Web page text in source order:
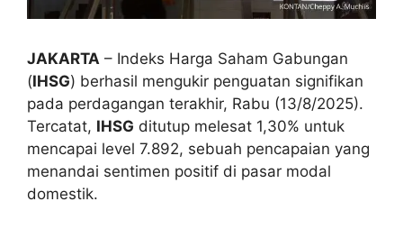
JAKARTA – Indeks Harga Saham Gabungan
(IHSG) berhasil mengukir penguatan signifikan
pada perdagangan terakhir, Rabu (13/8/2025).
Tercatat, IHSG ditutup melesat 1,30% untuk
mencapai level 7.892, sebuah pencapaian yang
menandai sentimen positif di pasar modal
domestik.